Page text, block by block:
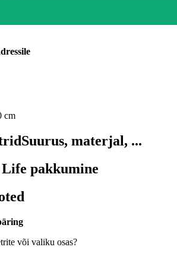
cm
Suurus, materjal, ...
Life pakkumine
või valiku osas?